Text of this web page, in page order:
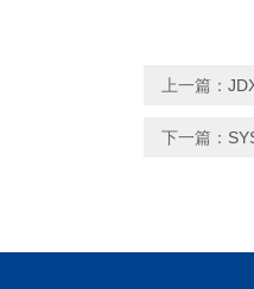
上一篇：
下一篇：